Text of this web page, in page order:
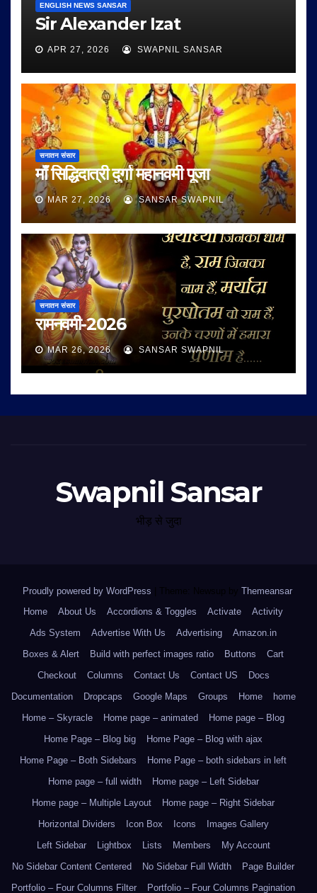
ENGLISH NEWS SANSAR
Sir Alexander Izat
APR 27, 2026 SWAPNIL SANSAR
सनातन संसार
माँ सिद्धिदात्री दुर्गा महानवमी पूजा
MAR 27, 2026 SANSAR SWAPNIL
सनातन संसार
रामनवमी-2026
MAR 26, 2026 SANSAR SWAPNIL
Swapnil Sansar
भीड़ से जुदा
Proudly powered by WordPress Theme: Newsup by Themeansar.
Home
About Us Accordions & Toggles Activate
Activity
Ads System
Advertise With Us Advertising
Amazon.in
Boxes & Alert
Build with perfect images ratio Buttons
Cart
Checkout
Columns Contact Us Contact US
Docs
Documentation
Dropcaps Google Maps Groups Home
home
Home – Skyracle
Home page – animated
Home page – Blog
Home Page – Blog big
Home Page – Blog with ajax
Home Page – Both Sidebars
Home Page – both sidebars in left
Home page – full width
Home page – Left Sidebar
Home page – Multiple Layout
Home page – Right Sidebar
Horizontal Dividers
Icon Box Icons
Images Gallery
Left Sidebar
Lightbox Lists Members
My Account
No Sidebar Content Centered
No Sidebar Full Width
Page Builder
Portfolio – Four Columns Filter
Portfolio – Four Columns Pagination